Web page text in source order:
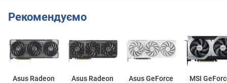
Рекомендуємо
Asus Radeon
Asus Radeon
Asus GeForce
MSI